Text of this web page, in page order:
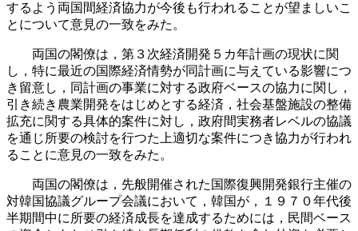
するよう両国間経済協力が今後も行われることが望ましいこ
とについて意見の一致をみた。
両国の閣僚は，第３次経済開発５カ年計画の現状に関
し，特に最近の国際経済情勢が同計画に与えている影響につ
き留意し，同計画の事業に対する政府ベースの協力に関し，
引き続き農業開発をはじめとする経済，社会基盤施設の整備
拡充に関する具体的案件に対し，政府間実務者レベルの協議
を通じ所要の検討を行つた上適切な案件につき協力が行われ
ることに意見の一致をみた。
両国の閣僚は，先般開催された国際復興開発銀行主催の
対韓国協議グループ会議において，韓国が，１９７０年代後
半期間中に所要の経済成長を達成するためには，民間ベース